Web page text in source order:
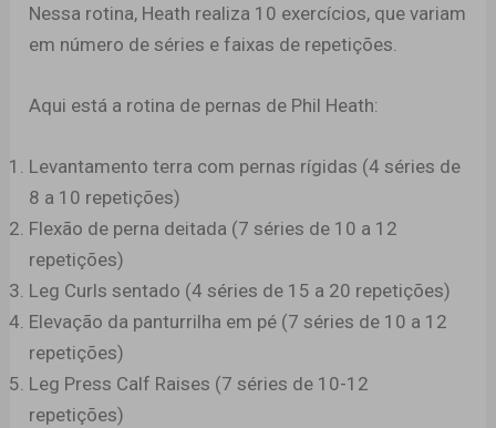
Nessa rotina, Heath realiza 10 exercícios, que variam
em número de séries e faixas de repetições.
Aqui está a rotina de pernas de Phil Heath:
Levantamento terra com pernas rígidas (4 séries de
8 a 10 repetições)
Flexão de perna deitada (7 séries de 10 a 12
repetições)
Leg Curls sentado (4 séries de 15 a 20 repetições)
Elevação da panturrilha em pé (7 séries de 10 a 12
repetições)
Leg Press Calf Raises (7 séries de 10-12
repetições)